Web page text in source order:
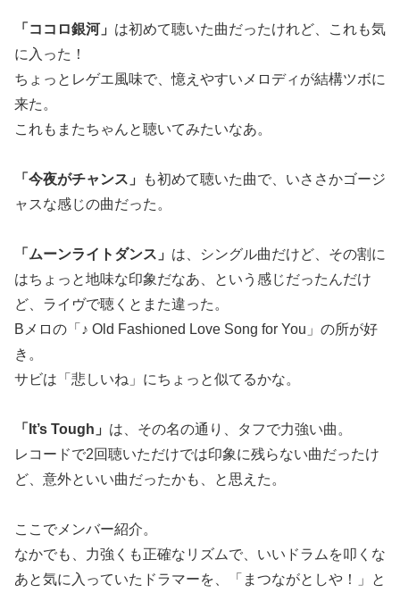
「ココロ銀河」 は初めて聴いた曲だったけれど、これも気
に入った！
ちょっとレゲエ風味で、憶えやすいメロディが結構ツボに
来た。
これもまたちゃんと聴いてみたいなあ。
「今夜がチャンス」
も初めて聴いた曲で、いささかゴージ
ャスな感じの曲だった。
「ムーンライトダンス」 は、シングル曲だけど、その割に
はちょっと地味な印象だなあ、という感じだったんだけ
ど、ライヴで聴くとまた違った。
Bメロの「♪ Old Fashioned Love Song for You」の所が好
き。
サビは「悲しいね」にちょっと似てるかな。
「It’s Tough」 は、その名の通り、タフで力強い曲。
レコードで2回聴いただけでは印象に残らない曲だったけ
ど、意外といい曲だったかも、と思えた。
ここでメンバー紹介。
なかでも、力強くも正確なリズムで、いいドラムを叩くな
あと気に入っていたドラマーを、「まつながとしや！」と